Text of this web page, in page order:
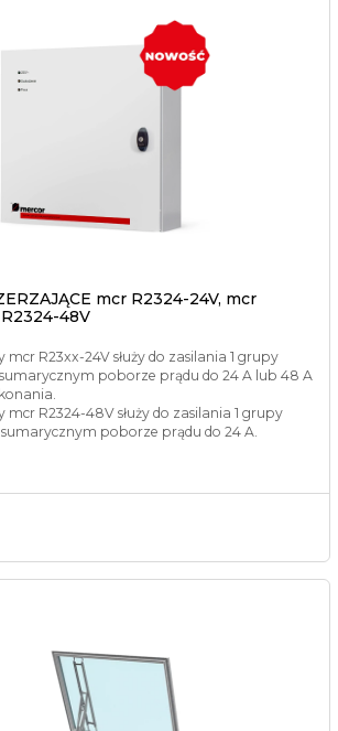
mcr R2324-24V, mcr
48V
mcr R23xx-24V służy do zasilania 1 grupy
poborze prądu do 24 A lub 48 A
mcr R2324-48V służy do zasilania 1 grupy
poborze prądu do 24 A.